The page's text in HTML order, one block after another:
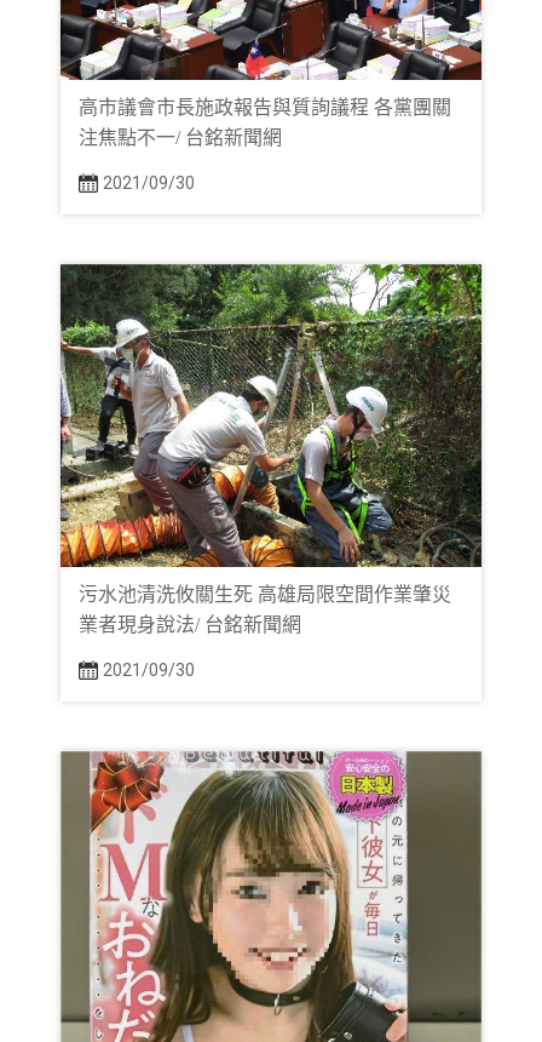
高市議會市長施政報告與質詢議程 各黨團關
注焦點不一/ 台銘新聞網
2021/09/30
污水池清洗攸關生死 高雄局限空間作業肇災
業者現身說法/ 台銘新聞網
2021/09/30